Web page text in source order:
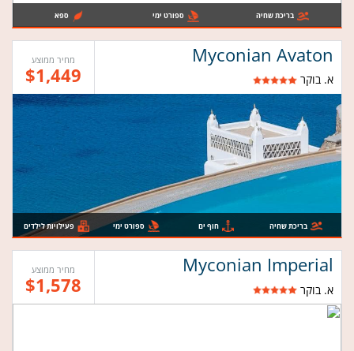
בריכת שחיה ספורט ימי ספא
Myconian Avaton
א. בוקר
מחיר ממוצע
$1,449
בריכת שחיה חוף ים ספורט ימי פעילויות לילדים
Myconian Imperial
א. בוקר
מחיר ממוצע
$1,578